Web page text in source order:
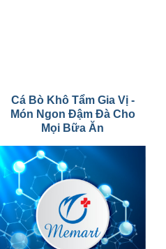
Cá Bò Khô Tẩm Gia Vị -
Món Ngon Đậm Đà Cho
Mọi Bữa Ăn